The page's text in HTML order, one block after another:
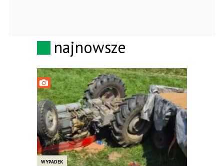
najnowsze
WYPADEK